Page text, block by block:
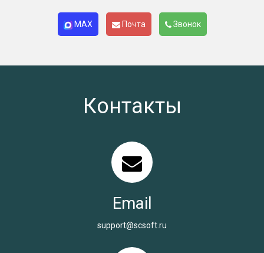
MAX Почта Звонок
Контакты
Email
support@scsoft.ru